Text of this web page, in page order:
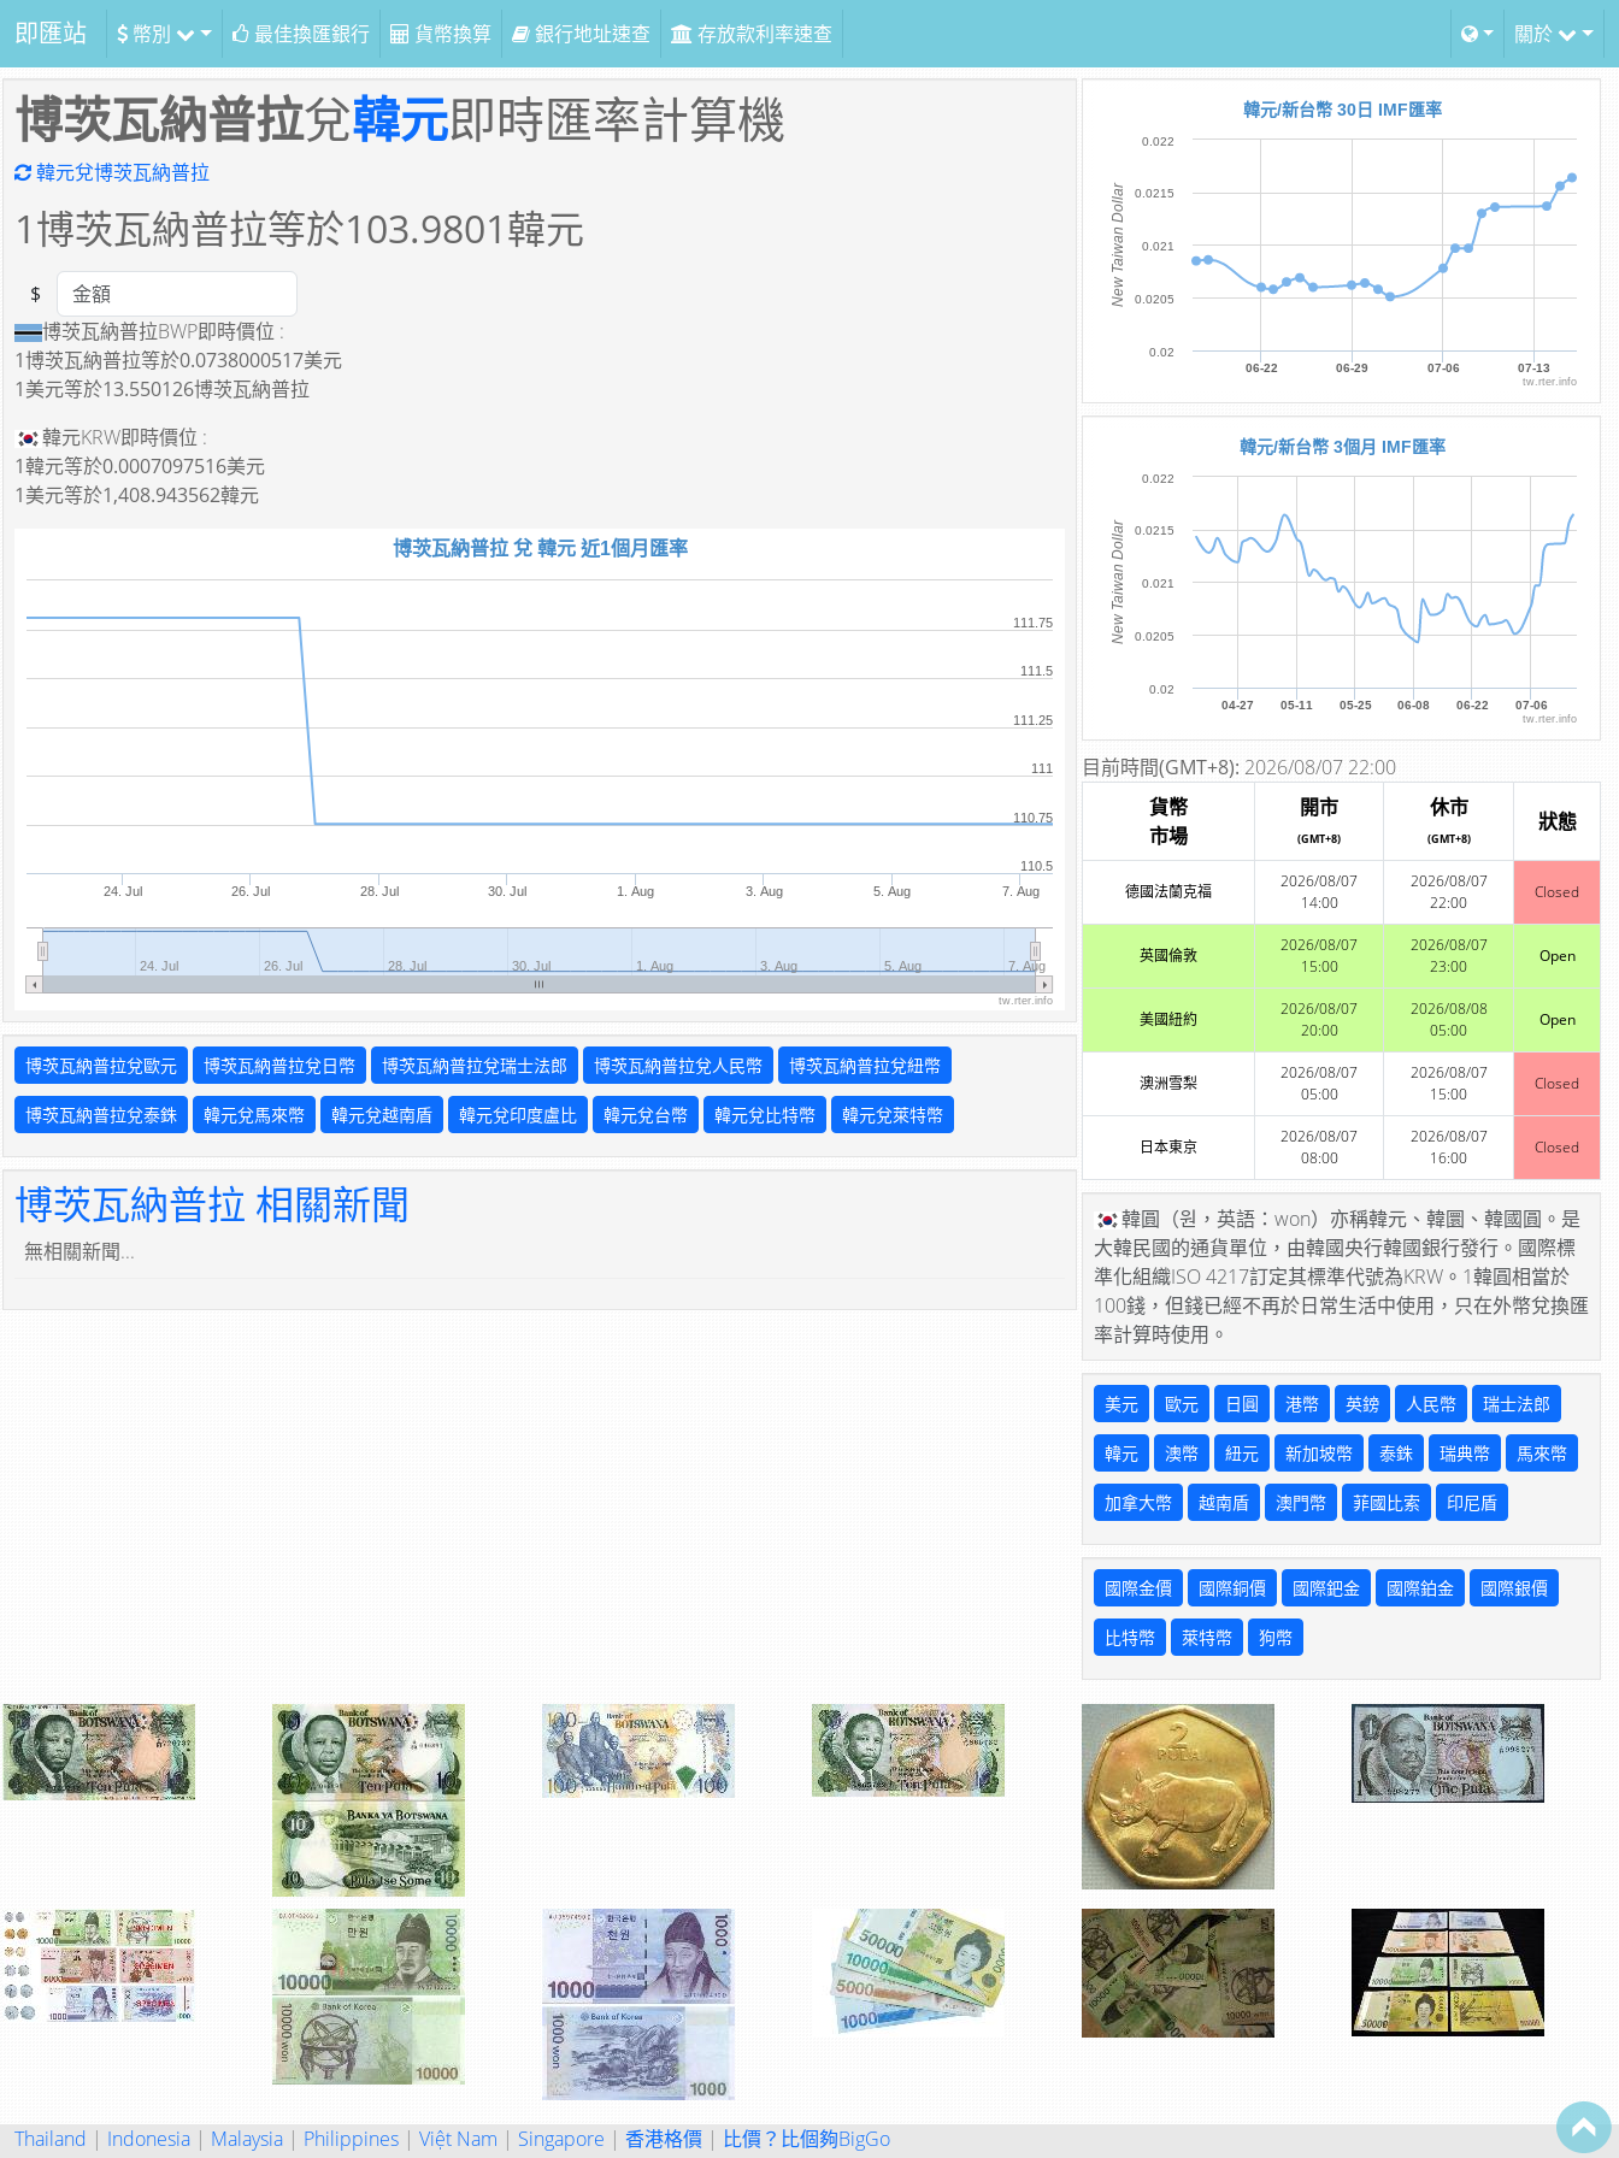
即匯站 幣別 最佳換匯銀行 貨幣換算 銀行地址速查 存放款利率速查 關於
博茨瓦納普拉兌韓元即時匯率計算機
韓元兌博茨瓦納普拉
1博茨瓦納普拉等於103.9801韓元
Amount
$
博茨瓦納普拉BWP即時價位 :
1博茨瓦納普拉等於0.0738000517美元
1美元等於13.550126博茨瓦納普拉
韓元KRW即時價位 :
1韓元等於0.0007097516美元
1美元等於1,408.943562韓元
博茨瓦納普拉 兌 韓元 近1個月匯率
24. Jul 26. Jul 28. Jul 30. Jul 1. Aug 3. Aug 5. Aug 7. Aug
24. Jul 26. Jul 28. Jul 30. Jul 1. Aug 3. Aug 5. Aug 7. Aug
110.5
110.75
111
111.25
111.5
111.75
tw.rter.info
博茨瓦納普拉兌歐元 博茨瓦納普拉兌日幣 博茨瓦納普拉兌瑞士法郎 博茨瓦納普拉兌人民幣 博茨瓦納普拉兌紐幣
博茨瓦納普拉兌泰銖 韓元兌馬來幣 韓元兌越南盾 韓元兌印度盧比 韓元兌台幣 韓元兌比特幣 韓元兌萊特幣
博茨瓦納普拉 相關新聞
無相關新聞...
New Taiwan Dollar
韓元/新台幣 30日 IMF匯率
06-22 06-29 07-06 07-13
0.02
0.0205
0.021
0.0215
0.022
tw.rter.info
New Taiwan Dollar
韓元/新台幣 3個月 IMF匯率
04-27 05-11 05-25 06-08 06-22 07-06
0.02
0.0205
0.021
0.0215
0.022
tw.rter.info
目前時間(GMT+8): 2026/08/07 22:00
貨幣
市場
開市
(GMT+8)
休市
(GMT+8)
狀態
德國法蘭克福
2026/08/07
14:00
2026/08/07
22:00
Closed
英國倫敦
2026/08/07
15:00
2026/08/07
23:00
Open
美國紐約
2026/08/07
20:00
2026/08/08
05:00
Open
澳洲雪梨
2026/08/07
05:00
2026/08/07
15:00
Closed
日本東京
2026/08/07
08:00
2026/08/07
16:00
Closed
韓圓（원，英語：won）亦稱韓元、韓圜、韓國圓。是
大韓民國的通貨單位，由韓國央行韓國銀行發行。國際標
準化組織ISO 4217訂定其標準代號為KRW。1韓圓相當於
100錢，但錢已經不再於日常生活中使用，只在外幣兌換匯
率計算時使用。
美元 歐元 日圓 港幣 英鎊 人民幣 瑞士法郎
韓元 澳幣 紐元 新加坡幣 泰銖 瑞典幣 馬來幣
加拿大幣 越南盾 澳門幣 菲國比索 印尼盾
國際金價 國際銅價 國際鈀金 國際鉑金 國際銀價
比特幣 萊特幣 狗幣
Thailand | Indonesia | Malaysia | Philippines | Việt Nam | Singapore | 香港格價 | 比價？比個夠BigGo